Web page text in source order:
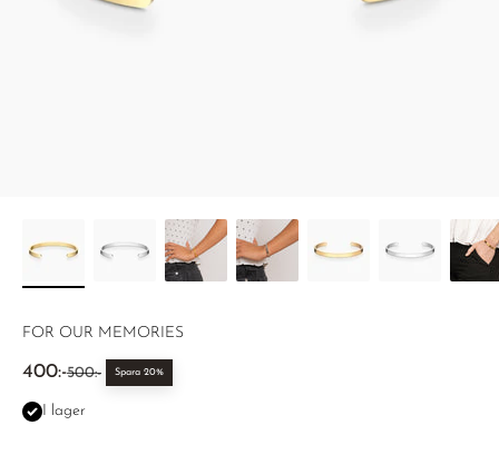
FOR OUR MEMORIES
REA-pris
400:-Pris
500:- Spara 20%
I lager